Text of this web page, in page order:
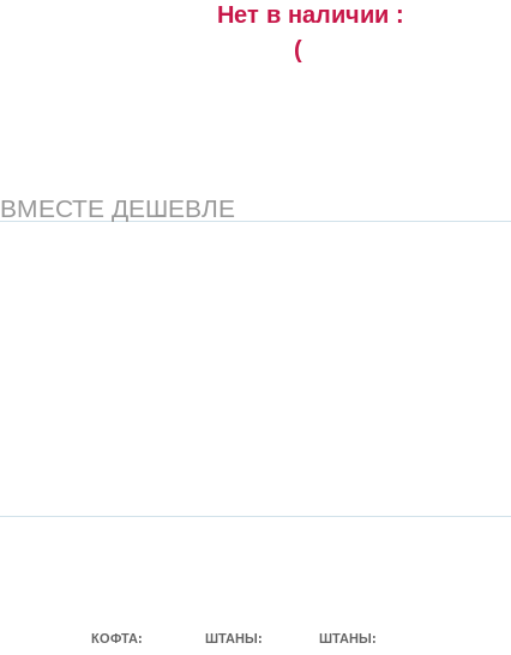
Нет в наличии :
(
ВМЕСТЕ ДЕШЕВЛЕ
КОФТА:
ШТАНЫ:
ШТАНЫ: